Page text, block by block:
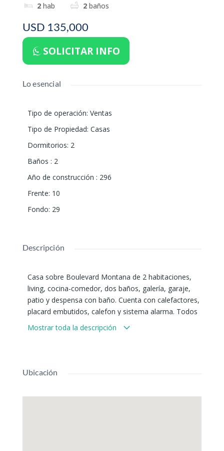
2 hab 2 baños
USD 135,000
SOLICITAR INFO
Lo esencial
Tipo de operación: Ventas
Tipo de Propiedad: Casas
Dormitorios: 2
Baños : 2
Año de construcción : 296
Frente: 10
Fondo: 29
Descripción
Casa sobre Boulevard Montana de 2 habitaciones,
living, cocina-comedor, dos baños, galería, garaje,
patio y despensa con baño. Cuenta con calefactores,
placard embutidos, calefon y sistema alarma. Todos
los servicios. 296 m2.Permuta
menor dimensiones. Zona céntrica.
Mostrar toda la descripción
Ubicación